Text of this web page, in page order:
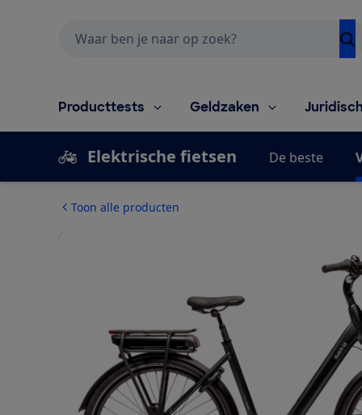
Producttests Geldzaken
Elektrische fietsen De beste
Toon alle producten